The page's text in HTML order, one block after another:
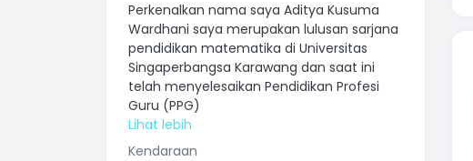
Perkenalkan nama saya Aditya Kusuma
Wardhani saya merupakan lulusan sarjana
pendidikan matematika di Universitas
Singaperbangsa Karawang dan saat ini
telah menyelesaikan Pendidikan Profesi
Guru (PPG)
Kendaraan